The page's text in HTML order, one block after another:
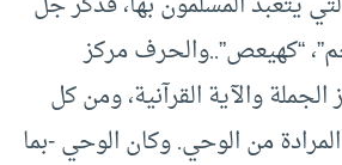
حم”، “كهيعص”..والحرف مركز
الجملة والآية القرآنية، ومن كل
من الوحي. وكان الوحي -بما